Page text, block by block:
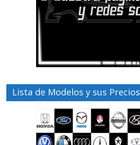
Lista de Modelos y sus Precios